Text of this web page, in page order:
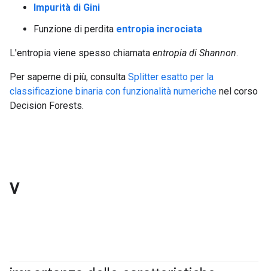
Impurità di Gini
Funzione di perdita entropia incrociata
L'entropia viene spesso chiamata entropia di Shannon.
Per saperne di più, consulta Splitter esatto per la
classificazione binaria con funzionalità numeriche nel corso
Decision Forests.
V